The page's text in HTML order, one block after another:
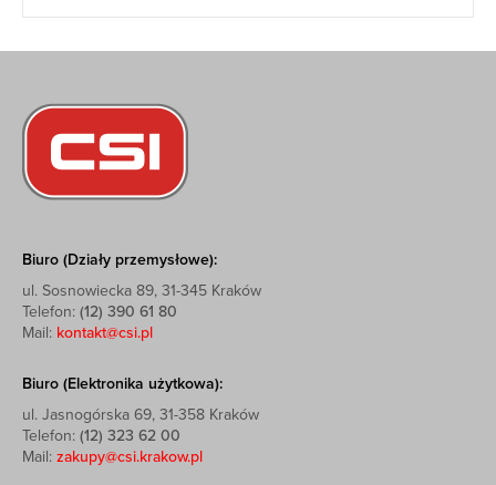
Biuro (Działy przemysłowe):
ul. Sosnowiecka 89, 31-345 Kraków
Telefon: (12) 390 61 80
Mail: kontakt@csi.pl
Biuro (Elektronika użytkowa):
ul. Jasnogórska 69, 31-358 Kraków
Telefon: (12) 323 62 00
Mail: zakupy@csi.krakow.pl